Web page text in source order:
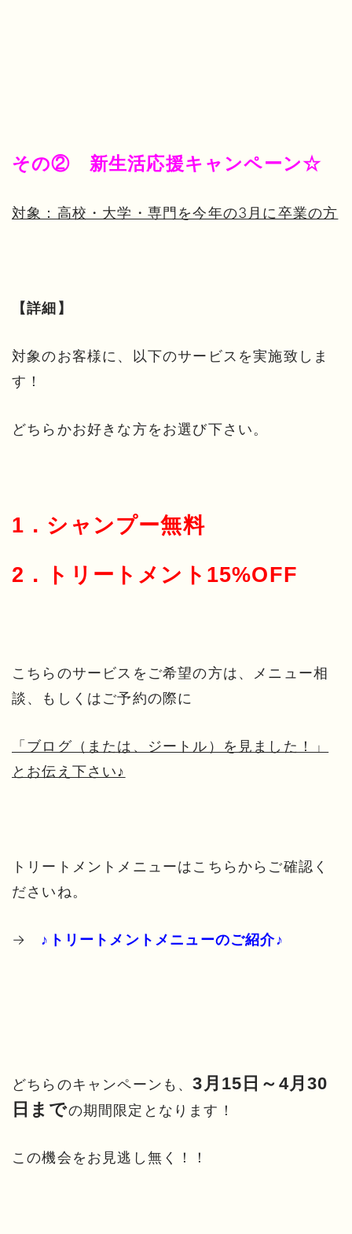
その② 新生活応援キャンペーン☆
対象：高校・大学・専門を今年の3月に卒業の方
【詳細】
対象のお客様に、以下のサービスを実施致しま
す！
どちらかお好きな方をお選び下さい。
1．シャンプー無料
2．トリートメント15%OFF
こちらのサービスをご希望の方は、メニュー相
談、もしくはご予約の際に
「ブログ（または、ジートル）を見ました！」
とお伝え下さい♪
トリートメントメニューはこちらからご確認く
ださいね。
→ ♪トリートメントメニューのご紹介♪
どちらのキャンペーンも、3月15日～4月30
日までの期間限定となります！
この機会をお見逃し無く！！